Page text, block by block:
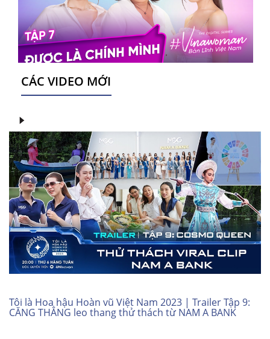
CÁC VIDEO MỚI
Tôi là Hoa hậu Hoàn vũ Việt Nam 2023 | Trailer Tập 9:
CĂNG THẲNG leo thang thử thách từ NAM A BANK